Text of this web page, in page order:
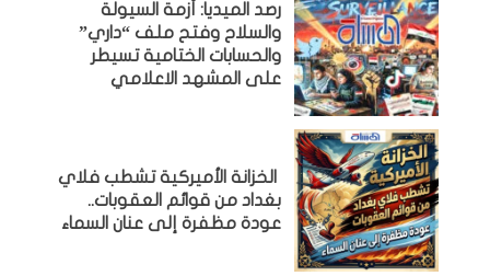
رصد الميديا: أزمة السيولة
والسلاح وفتح ملف “داري”
والحسابات الختامية تسيطر
على المشهد الاعلامي
الخزانة الأميركية تشطب فلاي
بغداد من قوائم العقوبات..
عودة مظفرة إلى عنان السماء